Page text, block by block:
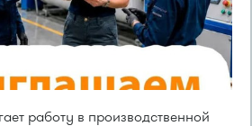
работу в производственной